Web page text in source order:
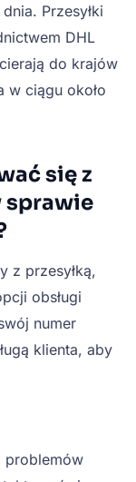
Przesyłki
DHL
do krajów
w ciągu około
się z
sprawie
z przesyłką,
obsługi
numer
klienta, aby
problemów